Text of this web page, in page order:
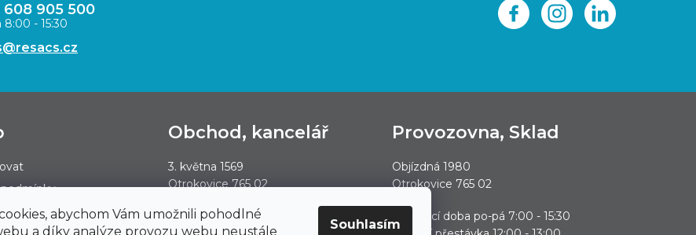
abychom Vám umožnili pohodlné
a díky analýze provozu webu neustále
Souhlasím
608 905 500
8:00 - 15:30
ochrany osobních údajů
Obchod, kancelář
3. května 1569
Otrokovice 765 02
Otevírací doba po-pá 7:00 - 15:30
Provozovna, Sklad
Objízdná 1980
Otrokovice 765 02
Otevírací doba po-pá 7:00 - 15:30